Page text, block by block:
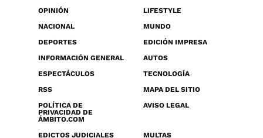
OPINIÓN
LIFESTYLE
NACIONAL
MUNDO
DEPORTES
EDICIÓN IMPRESA
INFORMACIÓN GENERAL
AUTOS
ESPECTÁCULOS
TECNOLOGÍA
RSS
MAPA DEL SITIO
POLÍTICA DE
PRIVACIDAD DE
ÁMBITO.COM
AVISO LEGAL
EDICTOS JUDICIALES MULTAS